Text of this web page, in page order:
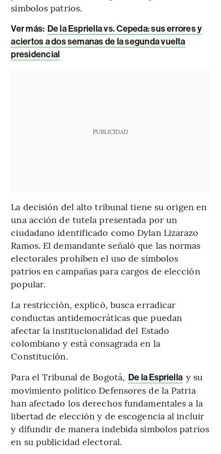
símbolos patrios.
Ver más: De la Espriella vs. Cepeda: sus errores y
aciertos a dos semanas de la segunda vuelta
presidencial
PUBLICIDAD
La decisión del alto tribunal tiene su origen en
una acción de tutela presentada por un
ciudadano identificado como Dylan Lizarazo
Ramos. El demandante señaló que las normas
electorales prohíben el uso de símbolos
patrios en campañas para cargos de elección
popular.
La restricción, explicó, busca erradicar
conductas antidemocráticas que puedan
afectar la institucionalidad del Estado
colombiano y está consagrada en la
Constitución.
Para el Tribunal de Bogotá, De la Espriella y su
movimiento político Defensores de la Patria
han afectado los derechos fundamentales a la
libertad de elección y de escogencia al incluir
y difundir de manera indebida símbolos patrios
en su publicidad electoral.